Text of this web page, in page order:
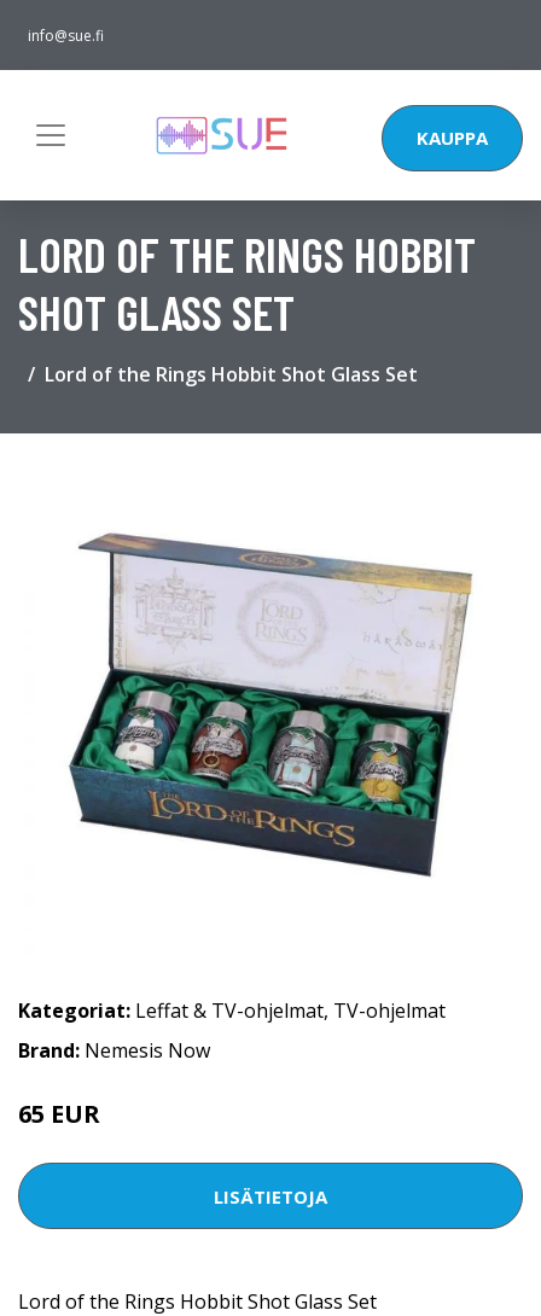
info@sue.fi
KAUPPA
LORD OF THE RINGS HOBBIT
SHOT GLASS SET
Lord of the Rings Hobbit Shot Glass Set
Kategoriat: Leffat & TV-ohjelmat, TV-ohjelmat
Brand: Nemesis Now
65 EUR
LISÄTIETOJA
Lord of the Rings Hobbit Shot Glass Set